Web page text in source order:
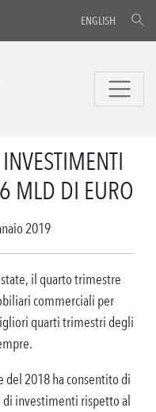
ENGLISH
MLD DI EURO
2019
il quarto trimestre
commerciali per
quarti trimestri degli
del 2018 ha consentito di
investimenti rispetto al